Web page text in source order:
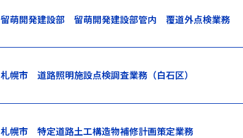
留萌開発建設部 留萌開発建設部管内 覆道外点検業務
札幌市 道路照明施設点検調査業務（白石区）
札幌市 特定道路土工構造物補修計画策定業務